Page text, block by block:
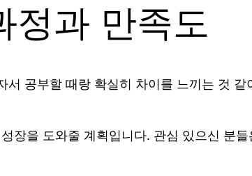
정과 만족도
공부할 때랑 확실히 차이를 느끼는 것
장을 도와줄 계획입니다. 관심 있으신 분